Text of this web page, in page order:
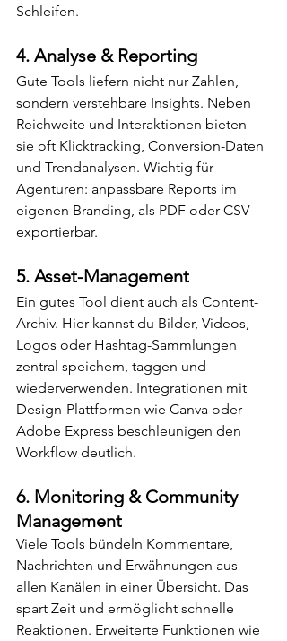
Schleifen.
4. Analyse & Reporting
Gute Tools liefern nicht nur Zahlen,
sondern verstehbare Insights. Neben
Reichweite und Interaktionen bieten
sie oft Klicktracking, Conversion-Daten
und Trendanalysen. Wichtig für
Agenturen: anpassbare Reports im
eigenen Branding, als PDF oder CSV
exportierbar.
5. Asset-Management
Ein gutes Tool dient auch als Content-
Archiv. Hier kannst du Bilder, Videos,
Logos oder Hashtag-Sammlungen
zentral speichern, taggen und
wiederverwenden. Integrationen mit
Design-Plattformen wie Canva oder
Adobe Express beschleunigen den
Workflow deutlich.
6. Monitoring & Community
Management
Viele Tools bündeln Kommentare,
Nachrichten und Erwähnungen aus
allen Kanälen in einer Übersicht. Das
spart Zeit und ermöglicht schnelle
Reaktionen. Erweiterte Funktionen wie